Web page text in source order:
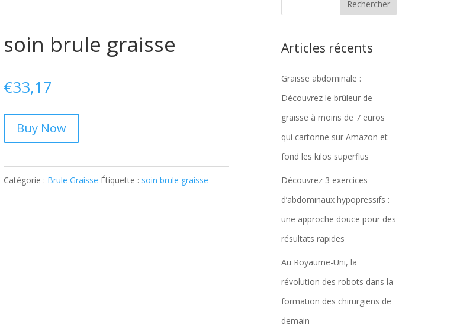
soin brule graisse
€33,17
Buy Now
Catégorie : Brule Graisse Étiquette : soin brule graisse
Articles récents
Graisse abdominale :
Découvrez le brûleur de
graisse à moins de 7 euros
qui cartonne sur Amazon et
fond les kilos superflus
Découvrez 3 exercices
d’abdominaux hypopressifs :
une approche douce pour des
résultats rapides
Au Royaume-Uni, la
révolution des robots dans la
formation des chirurgiens de
demain